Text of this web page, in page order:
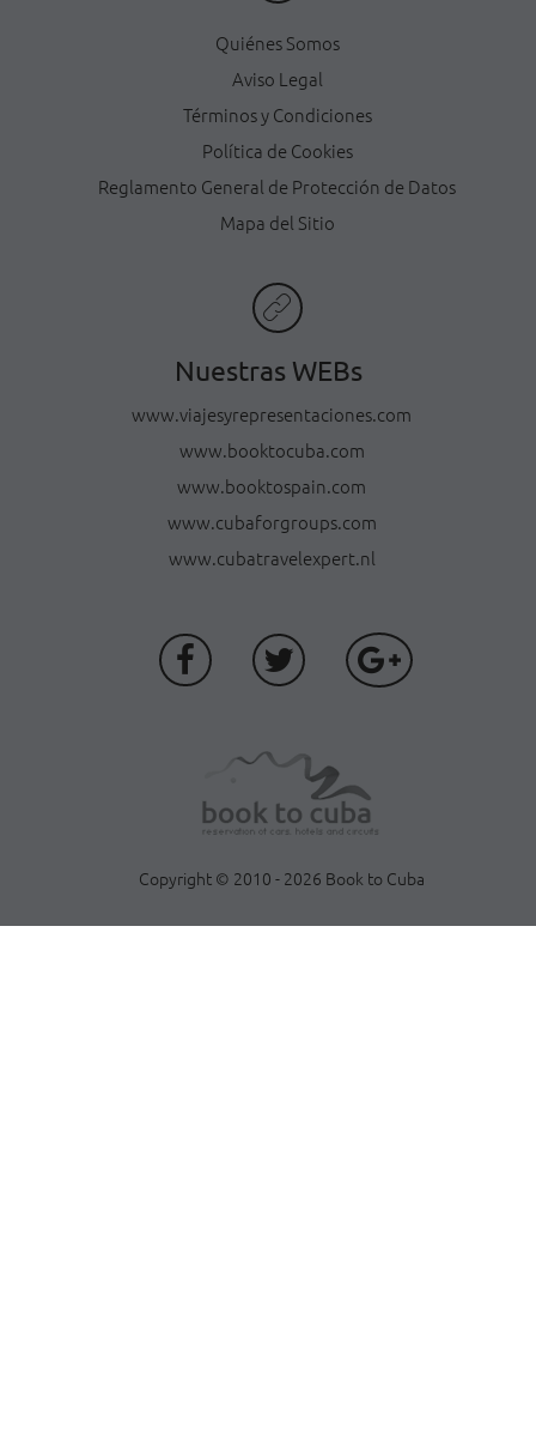
Quiénes Somos
Aviso Legal
Términos y Condiciones
Política de Cookies
Reglamento General de Protección de Datos
Mapa del Sitio
Nuestras WEBs
www.viajesyrepresentaciones.com
www.booktocuba.com
www.booktospain.com
www.cubaforgroups.com
www.cubatravelexpert.nl
Copyright © 2010 - 2026 Book to Cuba